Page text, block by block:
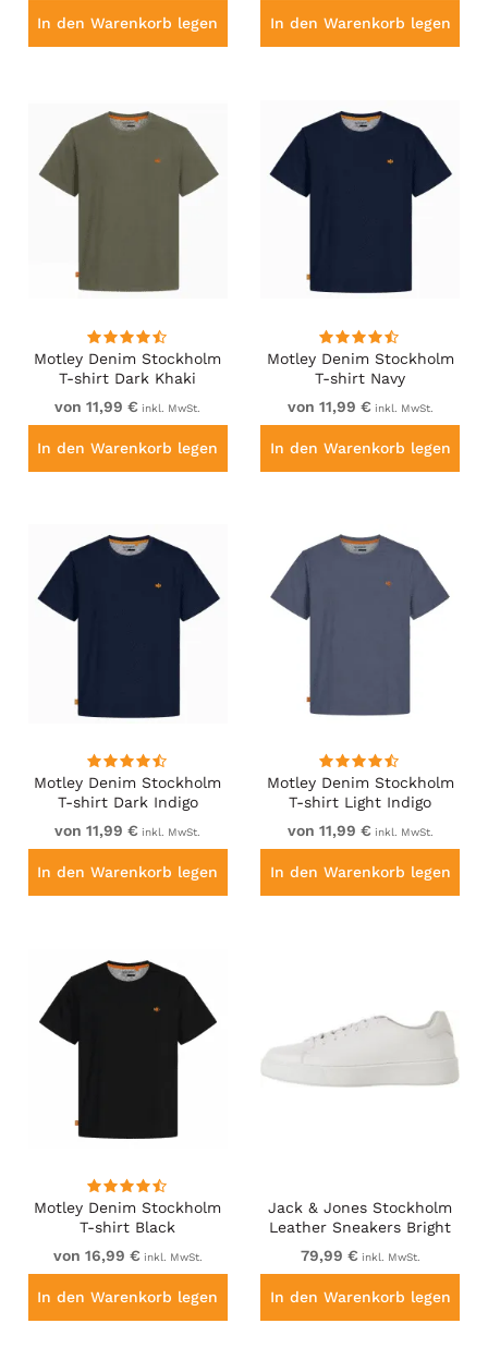
In den Warenkorb legen In den Warenkorb legen
Motley Denim Stockholm
T-shirt Dark Khaki
von 11,99 € inkl. MwSt.
In den Warenkorb legen
Motley Denim Stockholm
T-shirt Navy
von 11,99 € inkl. MwSt.
In den Warenkorb legen
Motley Denim Stockholm
T-shirt Dark Indigo
von 11,99 € inkl. MwSt.
In den Warenkorb legen
Motley Denim Stockholm
T-shirt Light Indigo
von 11,99 € inkl. MwSt.
In den Warenkorb legen
Motley Denim Stockholm
T-shirt Black
von 16,99 € inkl. MwSt.
In den Warenkorb legen
Jack & Jones Stockholm
Leather Sneakers Bright
White/Leather
79,99 € inkl. MwSt.
In den Warenkorb legen